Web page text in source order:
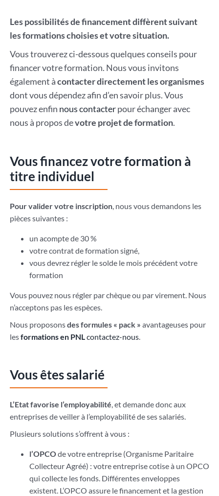
Les possibilités de financement diffèrent suivant
les formations choisies et votre situation.
Vous trouverez ci-dessous quelques conseils pour
financer votre formation. Nous vous invitons
également àcontacter directement les organismes
dont vous dépendez afin d’en savoir plus. Vous
pouvez enfin nous contacterpour échanger avec
nous à propos devotre projet de formation.
Vous financez votre formation à
titre individuel
Pour valider votre inscription, nous vous demandons les
pièces suivantes :
un acompte de 30 %
votre contrat de formation signé,
vous devrez régler le solde le mois précédent votre
formation
Vous pouvez nous régler par chèque ou par virement. Nous
n’acceptons pas les espèces.
Nous proposonsdes formules « pack » avantageuses pour
lesformations en PNLcontactez-nous.
Vous êtes salarié
L’Etat favorise l’employabilité, et demande donc aux
entreprises de veiller à l’employabilité de ses salariés.
Plusieurs solutions s’offrent à vous :
l’OPCOde votre entreprise (Organisme Paritaire
Collecteur Agréé) : votre entreprise cotise à un OPCO
qui collecte les fonds. Différentes enveloppes
existent. L’OPCO assure le financement et la gestion